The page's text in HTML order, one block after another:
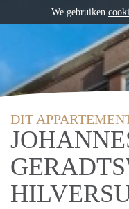
DIT
We gebruiken